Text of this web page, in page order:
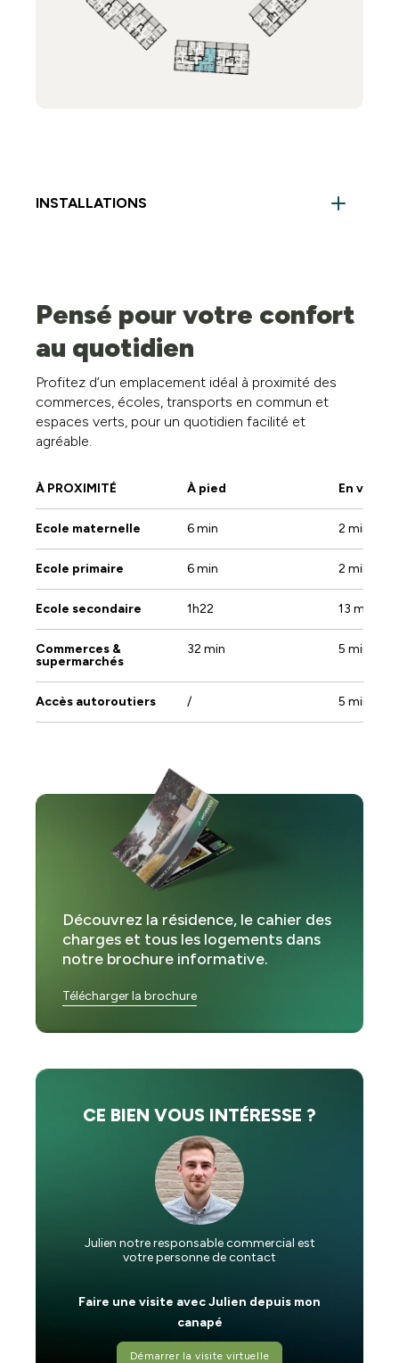
INSTALLATIONS
Cuisine :
Salle à manger : 1
Salon : 1
Terrasse : 1
Pensé pour votre confort
au quotidien
Profitez d’un emplacement idéal à proximité des
commerces, écoles, transports en commun et
espaces verts, pour un quotidien facilité et
agréable.
À PROXIMITÉ À pied En
Ecole maternelle 6 min 2 min
Ecole primaire 6 min 2 min
Ecole secondaire 1h22 13 min
Commerces &
supermarchés
32 min 5 min
Accès autoroutiers / 5 min
Découvrez la résidence, le cahier des
charges et tous les logements dans
notre brochure informative.
Télécharger la brochure
CE BIEN VOUS INTÉRESSE ?
Julien notre responsable commercial est
votre personne de contact
Faire une visite avec Julien depuis mon
canapé
Démarrer la visite virtuelle